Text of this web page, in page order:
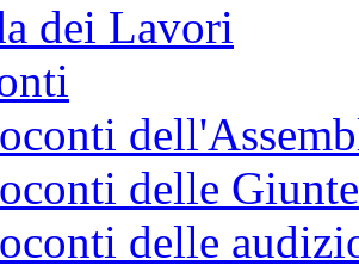
dei Lavori
delle
delle